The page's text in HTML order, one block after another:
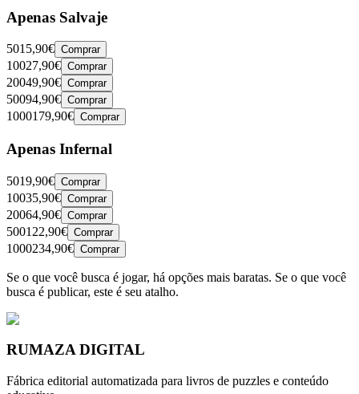
Apenas Salvaje
5015,90€ Comprar
10027,90€ Comprar
20049,90€ Comprar
50094,90€ Comprar
1000179,90€ Comprar
Apenas Infernal
5019,90€ Comprar
10035,90€ Comprar
20064,90€ Comprar
500122,90€ Comprar
1000234,90€ Comprar
Se o que você busca é jogar, há opções mais baratas. Se o que você
busca é publicar, este é seu atalho.
RUMAZA DIGITAL
Fábrica editorial automatizada para livros de puzzles e conteúdo